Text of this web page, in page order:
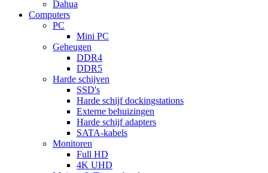
Dahua
Computers
PC
Mini PC
Geheugen
DDR4
DDR5
Harde schijven
SSD's
Harde schijf dockingstations
Externe behuizingen
Harde schijf adapters
SATA-kabels
Monitoren
Full HD
4K UHD